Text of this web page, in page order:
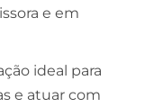
e em
ideal para
e atuar com